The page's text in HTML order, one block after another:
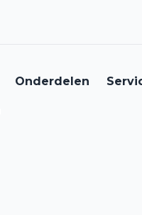
Onderdelen